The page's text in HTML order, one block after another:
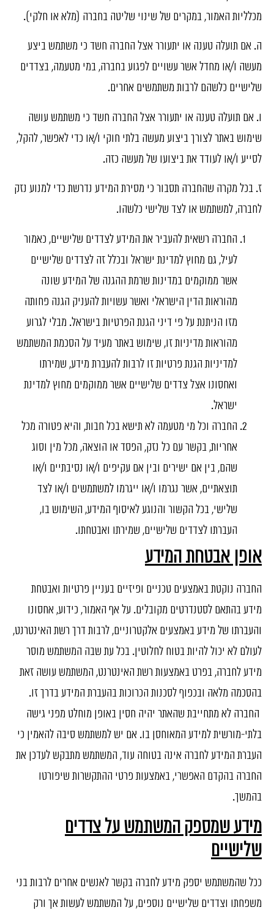
מכלליות האמור, במקרים של שינוי שליטה בחברה (מלא או חלקי).
ה. אם תועלה טענה או יתעורר אצל החברה חשד כי משתמש ביצע
מעשה ו/או מחדל אשר עשויים לפגוע בחברה, במי מטעמה, בצדדים
שלישיים כלשהם לרבות משתמשים אחרים.
ו. אם תועלה טענה או יתעורר אצל החברה חשד כי משתמש עושה
שימוש באתר לצורך ביצוע מעשה בלתי חוקי ו/או כדי לאפשר, להקל,
לסייע ו/או לעודד את ביצועו של מעשה כזה.
ז. בכל מקרה שהחברה תסבור כי מסירת המידע נדרשת כדי למנוע נזק
לחברה, למשתמש או לצד שלישי כלשהו.
החברה רשאית להעביר את המידע לצדדים שלישיים, כאמור
לעיל, גם מחוץ למדינת ישראל ובכלל זה לצדדים שלישיים
אשר ממוקמים במדינות שרמת ההגנה של המידע שונה
מהוראות הדין הישראלי ואשר עשויות להעניק הגנה פחותה
מזו הניתנת על פי דיני הגנת הפרטיות בישראל. מבלי לגרוע
מהוראות מדיניות זו, שימוש באתר מעיד על הסכמת המשתמש
למדיניות הגנת פרטיות זו לרבות להעברת מידע, שמירתו
ואחסונו אצל צדדים שלישיים אשר ממוקמים מחוץ למדינת
ישראל.
החברה וכל מי מטעמה לא תישא בכל חבות, והיא פטורה מכל
אחריות, בקשר עם כל נזק, הפסד או הוצאה, מכל מין וסוג
שהם, בין אם ישירים ובין אם עקיפים ו/או נסיבתיים ו/או
תוצאתיים, אשר נגרמו ו/או ייגרמו למשתמשים ו/או לצד
שלישי, בכל הקשור והנוגע לאיסוף המידע, השימוש בו,
העברתו לצדדים שלישיים, שמירתו ואבטחתו.
אופן אבטחת המידע
החברה נוקטת באמצעים טכניים ופיזיים בעניין פרטיות ואבטחת
מידע בהתאם לסטנדרטים מקובלים. על אף האמור, כידוע, אחסונו
והעברתו של מידע באמצעים אלקטרוניים, לרבות דרך רשת האינטרנט,
לעולם לא יכול להיות בטוח לחלוטין. בכל עת שבה המשתמש מוסר
מידע לחברה, בפרט באמצעות רשת האינטרנט, המשתמש עושה זאת
בהסכמה מלאה ובכפוף לסכנות הכרוכות בהעברת המידע בדרך זו.
החברה לא מתחייבת שהאתר יהיה חסין באופן מוחלט מפני גישה
בלתי-מורשית למידע המאוחסן בו. אם יש למשתמש סיבה להאמין כי
העברת המידע לחברה אינה בטוחה עוד, המשתמש מתבקש לעדכן את
החברה בהקדם האפשרי, באמצעות פרטי ההתקשרות שיפורטו
בהמשך.
מידע שמספק המשתמש על צדדים
שלישיים
ככל שהמשתמש יספק מידע לחברה בקשר לאנשים אחרים לרבות בני
משפחתו וצדדים שלישיים נוספים, על המשתמש לעשות אך ורק